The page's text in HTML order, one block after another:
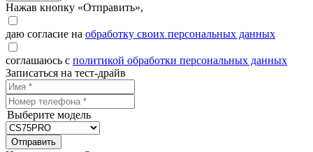
Нажав кнопку «Отправить»,
даю согласие на обработку своих персональных данных
соглашаюсь с политикой обработки персональных данных
Записаться на тест-драйв
Выберите модель
Отправить